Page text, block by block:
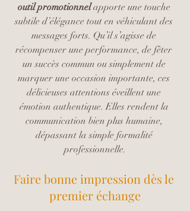
outil promotionnel apporte une touche
subtile d’élégance tout en véhiculant des
messages forts. Qu’il s’agisse de
récompenser une performance, de fêter
un succès commun ou simplement de
marquer une occasion importante, ces
délicieuses attentions éveillent une
émotion authentique. Elles rendent la
communication bien plus humaine,
dépassant la simple formalité
professionnelle.
Faire bonne impression dès le
premier échange